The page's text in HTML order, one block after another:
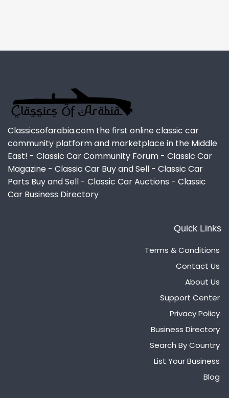
Classicsofarabia.com the first online classic car
community platform and marketplace in the Middle
East! - Classic Car Community Forum - Classic Car
Magazine - Classic Car Buy and Sell - Classic Car
Parts Buy and Sell - Classic Car Auctions - Classic
Car Business Directory
Quick Links
Terms & Conditions
Contact Us
About Us
Support Center
Privacy Policy
Business Directory
Search By Country
List Your Business
Blog